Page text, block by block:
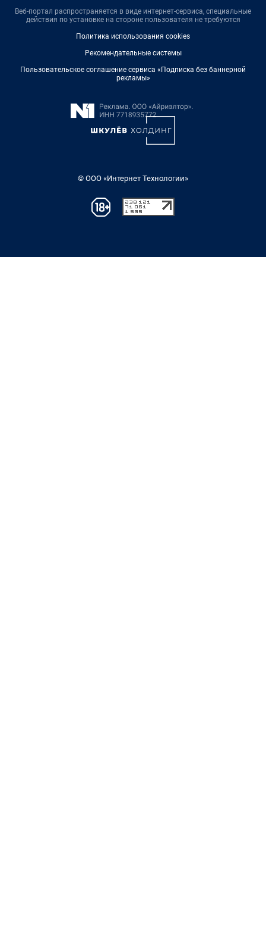
Веб-портал распространяется в виде интернет-сервиса, специальные
действия по установке на стороне пользователя не требуются
Политика использования cookies
Рекомендательные системы
Пользовательское соглашение сервиса «Подписка без баннерной
рекламы»
© ООО «Интернет Технологии»